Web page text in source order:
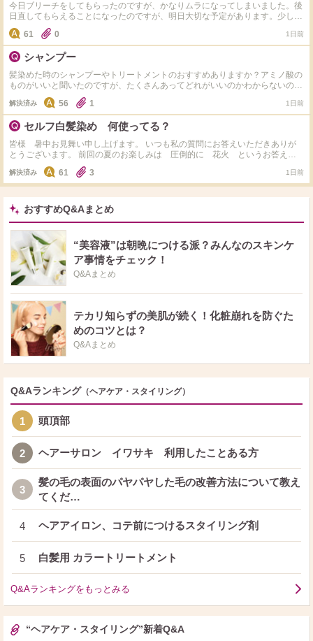
今日ブリーチをしてもらったのですが、かなりムラになってしまいました。後
日直してもらえることになったのですが、明日大切な予定があります。少しで
もマシになる方法があれば教えて頂きたいです。
61 0 1日前
シャンプー
髪染めた時のシャンプーやトリートメントのおすすめありますか？アミノ酸の
ものがいいと聞いたのですが、たくさんあってどれがいいのかわからないの
で、教えて欲しいです！ 髪質は細くて柔らかいです！
解決済み 56 1 1日前
セルフ白髪染め 何使ってる？
皆様 暑中お見舞い申し上げます。 いつも私の質問にお答えいただきありが
とうございます。 前回の夏のお楽しみは 圧倒的に 花火 というお答えが
ダントツでした。 いつも本当にありがとうございます！ さて本日の質問で
す。 サロンでの白髪染めまでちょこっとセルフで染めるとき、カラー材はど
んなものを使用してますか？ 私はサイオスのクリームタイプを使用していま
す。 ドラッグストアで３９８円くらいでとてもお安く、染まりもよく気軽に
染められ重宝しています。 これいいよ、これ使ってるよというのがあればシ
ェアしてください。 お値段、使い心地など教えてくださるとうれしいです。
できるだけ お返事コメントさせていただきます。 いつもありがとうござい
ます！
解決済み 61 3 1日前
おすすめQ&Aまとめ
“美容液”は朝晩につける派？みんなのスキンケ
ア事情をチェック！
Q&Aまとめ
テカリ知らずの美肌が続く！化粧崩れを防ぐた
めのコツとは？
Q&Aまとめ
Q&Aランキング （ヘアケア・スタイリング）
1 頭頂部
2 ヘアーサロン イワサキ 利用したことある方
3
髪の毛の表面のパヤパヤした毛の改善方法について教え
てくだ…
4 ヘアアイロン、コテ前につけるスタイリング剤
5 白髪用 カラートリートメント
Q&Aランキングをもっとみる
“ヘアケア・スタイリング”新着Q&A